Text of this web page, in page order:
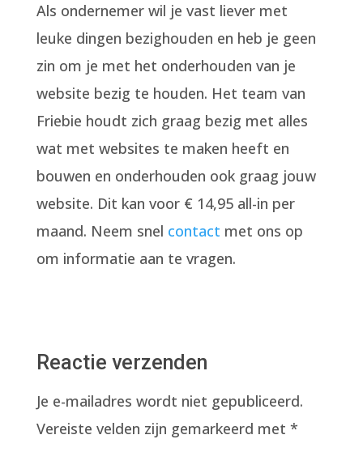
Als ondernemer wil je vast liever met
leuke dingen bezighouden en heb je geen
zin om je met het onderhouden van je
website bezig te houden. Het team van
Friebie houdt zich graag bezig met alles
wat met websites te maken heeft en
bouwen en onderhouden ook graag jouw
website. Dit kan voor € 14,95 all-in per
maand. Neem snel contact met ons op
om informatie aan te vragen.
Reactie verzenden
Je e-mailadres wordt niet gepubliceerd.
Vereiste velden zijn gemarkeerd met *